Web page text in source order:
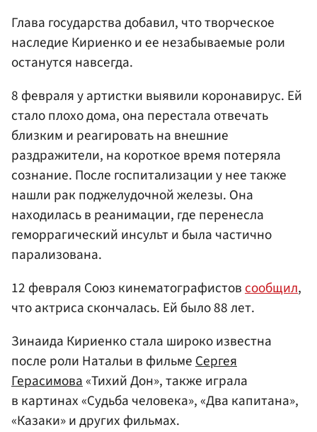
Глава государства добавил, что творческое
наследие Кириенко и ее незабываемые роли
останутся навсегда.
8 февраля у артистки выявили коронавирус. Ей
стало плохо дома, она перестала отвечать
близким и реагировать на внешние
раздражители, на короткое время потеряла
сознание. После госпитализации у нее также
нашли рак поджелудочной железы. Она
находилась в реанимации, где перенесла
геморрагический инсульт и была частично
парализована.
12 февраля Союз кинематографистовсообщил,
что актриса скончалась. Ей было 88 лет.
Зинаида Кириенко стала широко известна
после роли Натальи в фильмеСергея
Герасимова«Тихий Дон», также играла
в картинах «Судьба человека», «Два капитана»,
«Казаки» и других фильмах.